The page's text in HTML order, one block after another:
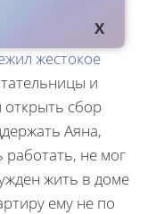
Аяна,
жестокое
и
открыть сбор
Аяна,
не мог
жить в доме
ему не по